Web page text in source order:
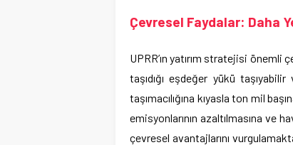
Çevresel Faydalar: Daha
UPRR’ın yatırım stratejisi
taşıdığı eşdeğer yükü
taşımacılığına kıyasla ton mil
emisyonlarının azaltılmasına ve
çevresel avantajlarını